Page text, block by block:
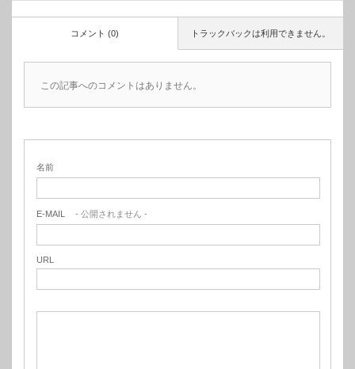
トラックバックは利用できません。
コメント (0)
この記事へのコメントはありません。
名前
E-MAIL - 公開されません -
URL